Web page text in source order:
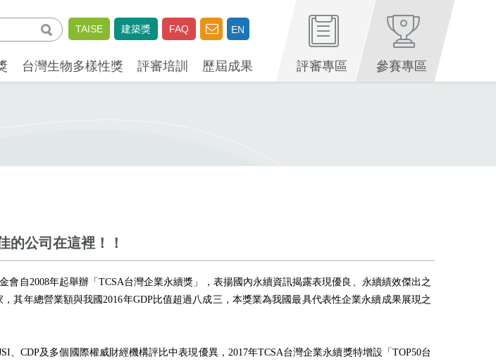
查詢 TAISE 建築獎 FAQ EN
台灣生物多樣性獎 評審培訓 歷屆成果 評審專區 參賽專區
的公司在這裡！！
自2008年起舉辦「TCSA台灣企業永續獎」，表揚國內永續資訊揭露表現優良、永續績效傑出之
其年總營業額與我國2016年GDP比值超過八成三，本獎業為我國最具代表性企業永續成果展現之
CDP及多個國際權威財經機構評比中表現優異，2017年TCSA台灣企業永續獎特增設「TOP50台